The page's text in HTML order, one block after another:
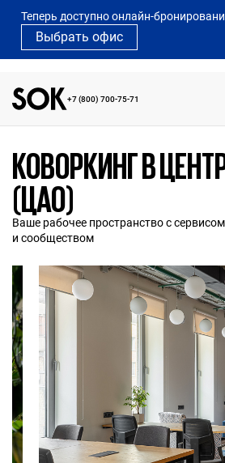
Теперь доступно онлайн-
Выбрать офис
+7 (800) 700-75-71
КОВОРКИНГ В
(ЦАО)
Ваше рабочее пространство с сервисом
и сообществом